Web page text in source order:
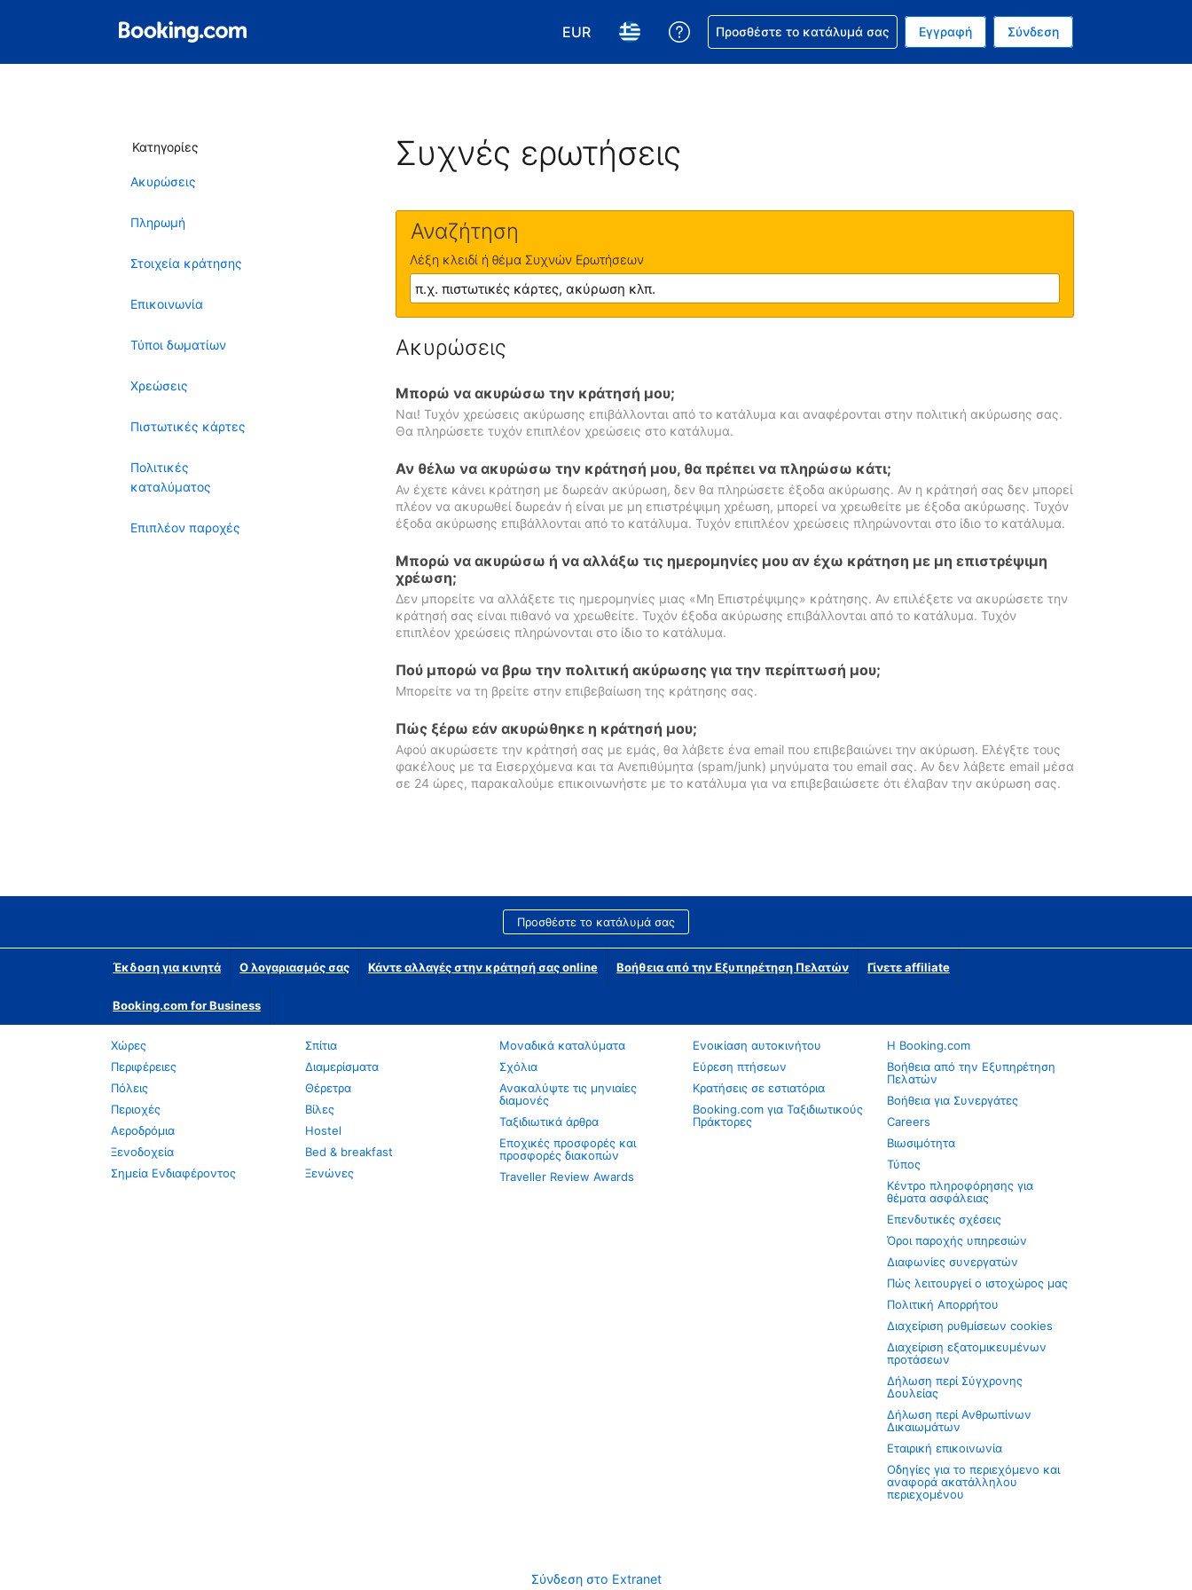
EUR
Επιλέξτε το νόμισμά σας. Το τωρινό σας νόμισμα είναι Ευρώ
Επιλέξτε τη γλώσσα σας. Η τωρινή σας γλώσσα είναι τα Ελληνικά
Βοήθεια για την κράτησή σας
Προσθέστε το κατάλυμά σας Εγγραφή Σύνδεση
Κατηγορίες
Ακυρώσεις
Πληρωμή
Στοιχεία κράτησης
Επικοινωνία
Τύποι δωματίων
Χρεώσεις
Πιστωτικές κάρτες
Πολιτικές
καταλύματος
Επιπλέον παροχές
Συχνές ερωτήσεις
Αναζήτηση
Λέξη κλειδί ή θέμα Συχνών Ερωτήσεων
Ακυρώσεις
Μπορώ να ακυρώσω την κράτησή μου;
Ναι! Τυχόν χρεώσεις ακύρωσης επιβάλλονται από το κατάλυμα και αναφέρονται στην πολιτική ακύρωσης σας.
Θα πληρώσετε τυχόν επιπλέον χρεώσεις στο κατάλυμα.
Αν θέλω να ακυρώσω την κράτησή μου, θα πρέπει να πληρώσω κάτι;
Αν έχετε κάνει κράτηση με δωρεάν ακύρωση, δεν θα πληρώσετε έξοδα ακύρωσης. Αν η κράτησή σας δεν μπορεί
πλέον να ακυρωθεί δωρεάν ή είναι με μη επιστρέψιμη χρέωση, μπορεί να χρεωθείτε με έξοδα ακύρωσης. Τυχόν
έξοδα ακύρωσης επιβάλλονται από το κατάλυμα. Τυχόν επιπλέον χρεώσεις πληρώνονται στο ίδιο το κατάλυμα.
Μπορώ να ακυρώσω ή να αλλάξω τις ημερομηνίες μου αν έχω κράτηση με μη επιστρέψιμη
χρέωση;
Δεν μπορείτε να αλλάξετε τις ημερομηνίες μιας «Μη Επιστρέψιμης» κράτησης. Αν επιλέξετε να ακυρώσετε την
κράτησή σας είναι πιθανό να χρεωθείτε. Τυχόν έξοδα ακύρωσης επιβάλλονται από το κατάλυμα. Τυχόν
επιπλέον χρεώσεις πληρώνονται στο ίδιο το κατάλυμα.
Πού μπορώ να βρω την πολιτική ακύρωσης για την περίπτωσή μου;
Μπορείτε να τη βρείτε στην επιβεβαίωση της κράτησης σας.
Πώς ξέρω εάν ακυρώθηκε η κράτησή μου;
Αφού ακυρώσετε την κράτησή σας με εμάς, θα λάβετε ένα email που επιβεβαιώνει την ακύρωση. Ελέγξτε τους
φακέλους με τα Εισερχόμενα και τα Ανεπιθύμητα (spam/junk) μηνύματα του email σας. Αν δεν λάβετε email μέσα
σε 24 ώρες, παρακαλούμε επικοινωνήστε με το κατάλυμα για να επιβεβαιώσετε ότι έλαβαν την ακύρωση σας.
Προσθέστε το κατάλυμά σας
Έκδοση για κινητά Ο λογαριασμός σας Κάντε αλλαγές στην κράτησή σας online Βοήθεια από την Εξυπηρέτηση Πελατών Γίνετε affiliate
Booking.com for Business
Χώρες
Περιφέρειες
Πόλεις
Περιοχές
Αεροδρόμια
Ξενοδοχεία
Σημεία Ενδιαφέροντος
Σπίτια
Διαμερίσματα
Θέρετρα
Βίλες
Hostel
Bed & breakfast
Ξενώνες
Μοναδικά καταλύματα
Σχόλια
Ανακαλύψτε τις μηνιαίες
διαμονές
Ταξιδιωτικά άρθρα
Εποχικές προσφορές και
προσφορές διακοπών
Traveller Review Awards
Ενοικίαση αυτοκινήτου
Εύρεση πτήσεων
Κρατήσεις σε εστιατόρια
Booking.com για Ταξιδιωτικούς
Πράκτορες
Η Booking.com
Βοήθεια από την Εξυπηρέτηση
Πελατών
Βοήθεια για Συνεργάτες
Careers
Βιωσιμότητα
Τύπος
Κέντρο πληροφόρησης για
θέματα ασφάλειας
Επενδυτικές σχέσεις
Όροι παροχής υπηρεσιών
Διαφωνίες συνεργατών
Πώς λειτουργεί ο ιστοχώρος μας
Πολιτική Απορρήτου
Διαχείριση ρυθμίσεων cookies
Διαχείριση εξατομικευμένων
προτάσεων
Δήλωση περί Σύγχρονης
Δουλείας
Δήλωση περί Ανθρωπίνων
Δικαιωμάτων
Εταιρική επικοινωνία
Οδηγίες για το περιεχόμενο και
αναφορά ακατάλληλου
περιεχομένου
Σύνδεση στο Extranet